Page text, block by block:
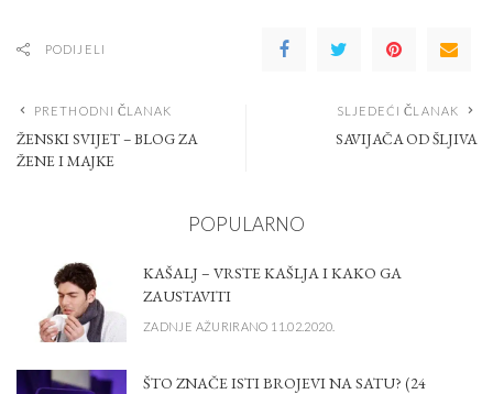
PODIJELI
PRETHODNI ČLANAK
ŽENSKI SVIJET – BLOG ZA
ŽENE I MAJKE
SLJEDEĆI ČLANAK
SAVIJAČA OD ŠLJIVA
POPULARNO
KAŠALJ – VRSTE KAŠLJA I KAKO GA
ZAUSTAVITI
ZADNJE AŽURIRANO 11.02.2020.
ŠTO ZNAČE ISTI BROJEVI NA SATU? (24